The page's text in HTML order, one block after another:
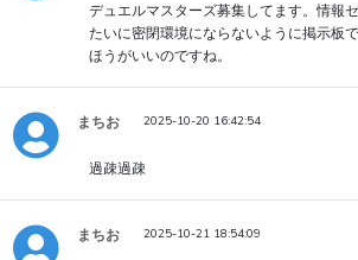
デュエルマスターズ募集してます。情報
たいに密閉環境にならないように掲示板
ほうがいいのですね。
まちお 2025-10-20 16:42:54
過疎過疎
まちお 2025-10-21 18:54:09